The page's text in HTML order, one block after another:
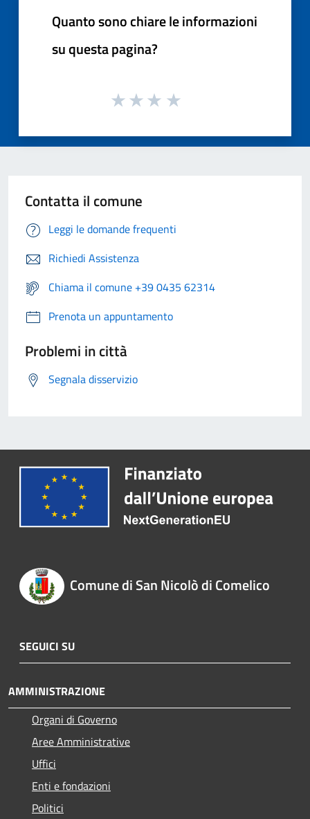
Quanto sono chiare le informazioni
su questa pagina?
Contatta il comune
Leggi le domande frequenti
Richiedi Assistenza
Chiama il comune +39 0435 62314
Prenota un appuntamento
Problemi in città
Segnala disservizio
Comune di San Nicolò di Comelico
SEGUICI SU
AMMINISTRAZIONE
Organi di Governo
Aree Amministrative
Uffici
Enti e fondazioni
Politici